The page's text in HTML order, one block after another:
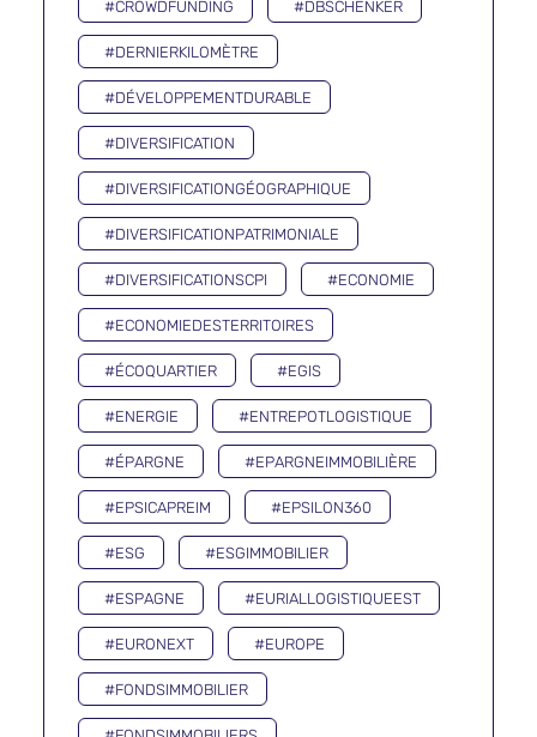
#CROWDFUNDING #DBSCHENKER
#DERNIERKILOMÈTRE
#DÉVELOPPEMENTDURABLE
#DIVERSIFICATION
#DIVERSIFICATIONGÉOGRAPHIQUE
#DIVERSIFICATIONPATRIMONIALE
#DIVERSIFICATIONSCPI #ECONOMIE
#ECONOMIEDESTERRITOIRES
#ÉCOQUARTIER #EGIS
#ENERGIE #ENTREPOTLOGISTIQUE
#ÉPARGNE #EPARGNEIMMOBILIÈRE
#EPSICAPREIM #EPSILON360
#ESG #ESGIMMOBILIER
#ESPAGNE #EURIALLOGISTIQUEEST
#EURONEXT #EUROPE
#FONDSIMMOBILIER